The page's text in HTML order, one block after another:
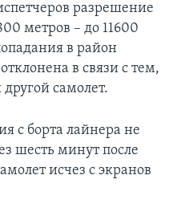
разрешение
метров – до 11600
в район
в связи с тем,
самолет.
с борта лайнера не
шесть минут после
исчез с экранов